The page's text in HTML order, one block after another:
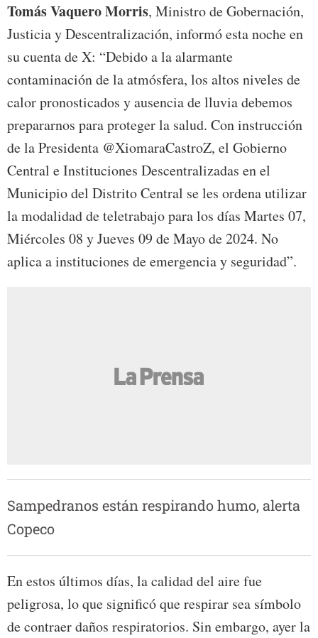
Tomás Vaquero Morris, Ministro de Gobernación,
Justicia y Descentralización, informó esta noche en
su cuenta de X: “Debido a la alarmante
contaminación de la atmósfera, los altos niveles de
calor pronosticados y ausencia de lluvia debemos
prepararnos para proteger la salud. Con instrucción
de la Presidenta @XiomaraCastroZ, el Gobierno
Central e Instituciones Descentralizadas en el
Municipio del Distrito Central se les ordena utilizar
la modalidad de teletrabajo para los días Martes 07,
Miércoles 08 y Jueves 09 de Mayo de 2024. No
aplica a instituciones de emergencia y seguridad”.
Sampedranos están respirando humo, alerta
Copeco
En estos últimos días, la calidad del aire fue
peligrosa, lo que significó que respirar sea símbolo
de contraer daños respiratorios. Sin embargo, ayer la